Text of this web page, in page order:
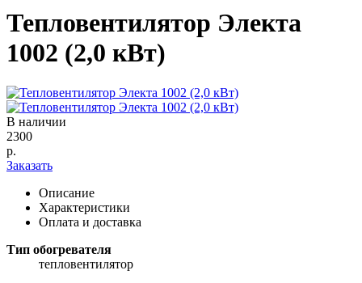
Тепловентилятор Электа
1002 (2,0 кВт)
В наличии
2300
р.
Заказать
Описание
Характеристики
Оплата и доставка
Тип обогревателя
тепловентилятор